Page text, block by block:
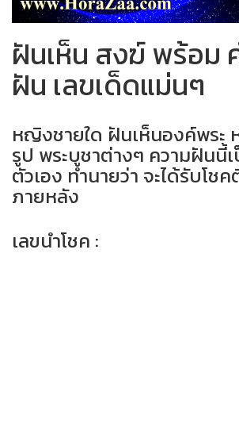
ฝันเห็น สงฆ์ พร้อม
ฝัน เลขเด็ดแม่นๆ
หญิงชายใด ฝันเห็นองค์พระ
รูป พระบูชาต่างๆ ความฝันนี้
ตัวเอง ทำนายว่า จะได้รับโช
ภายหลัง
เลขนำโชค :